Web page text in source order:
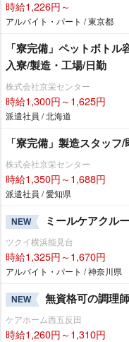
時給1,226円～
アルバイト・パート / 東京都
「寮完備」ペットボト
入寮/製造・工場/日勤
株式会社京栄センター
時給1,300円～1,625円
派遣社員 / 北海道
「寮完備」製造スタッ
株式会社京栄センター
時給1,350円～1,688円
派遣社員 / 愛知県
NEW ミールケアクル
ツクイ横浜能見台
時給1,325円～1,670円
アルバイト・パート / 神奈川県
NEW 無資格可の調理
ケアホーム西五反田
時給1,260円～1,310円